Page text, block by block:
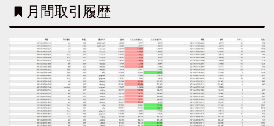
月間取引履歴